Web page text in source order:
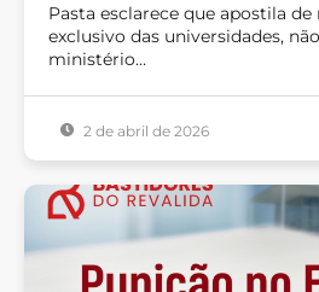
Pasta esclarece que apostila
exclusivo das universidades,
ministério…
2 de abril de 2026